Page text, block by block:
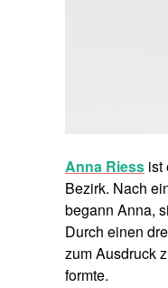
Anna Riess ist
Bezirk. Nach
begann Anna,
Durch einen
zum Ausdruck
formte.